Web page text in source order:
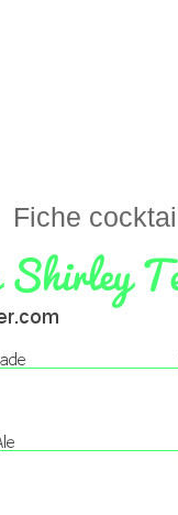
Fiche cocktail